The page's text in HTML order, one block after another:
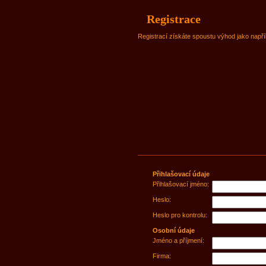
Registrace
Registrací získáte spoustu výhod jako
Přihlašovací údaje
Přihlašovací jméno:
Heslo:
Heslo pro kontrolu:
Osobní údaje
Jméno a příjmení:
Firma: